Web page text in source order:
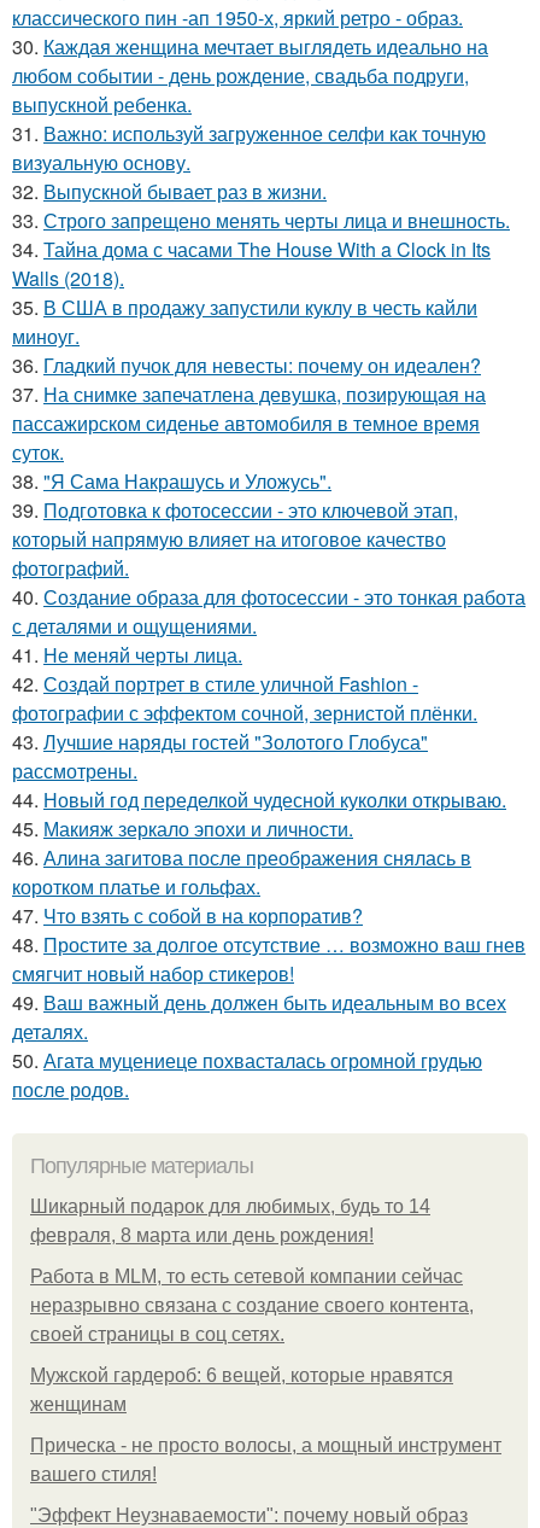
классического пин -ап 1950-х, яркий ретро - образ.
30. Каждая женщина мечтает выглядеть идеально на
любом событии - день рождение, свадьба подруги,
выпускной ребенка.
31. Важно: используй загруженное селфи как точную
визуальную основу.
32. Выпускной бывает раз в жизни.
33. Строго запрещено менять черты лица и внешность.
34. Тайна дома с часами The House With a Clock in Its
Walls (2018).
35. В США в продажу запустили куклу в честь кайли
миноуг.
36. Гладкий пучок для невесты: почему он идеален?
37. На снимке запечатлена девушка, позирующая на
пассажирском сиденье автомобиля в темное время
суток.
38. "Я Сама Накрашусь и Уложусь".
39. Подготовка к фотосессии - это ключевой этап,
который напрямую влияет на итоговое качество
фотографий.
40. Создание образа для фотосессии - это тонкая работа
с деталями и ощущениями.
41. Не меняй черты лица.
42. Создай портрет в стиле уличной Fashion -
фотографии с эффектом сочной, зернистой плёнки.
43. Лучшие наряды гостей "Золотого Глобуса"
рассмотрены.
44. Новый год переделкой чудесной куколки открываю.
45. Макияж зеркало эпохи и личности.
46. Алина загитова после преображения снялась в
коротком платье и гольфах.
47. Что взять с собой в на корпоратив?
48. Простите за долгое отсутствие … возможно ваш гнев
смягчит новый набор стикеров!
49. Ваш важный день должен быть идеальным во всех
деталях.
50. Агата муцениеце похвасталась огромной грудью
после родов.
Популярные материалы
Шикарный подарок для любимых, будь то 14
февраля, 8 марта или день рождения!
Работа в MLM, то есть сетевой компании сейчас
неразрывно связана с создание своего контента,
своей страницы в соц сетях.
Мужской гардероб: 6 вещей, которые нравятся
женщинам
Прическа - не просто волосы, а мощный инструмент
вашего стиля!
"Эффект Неузнаваемости": почему новый образ